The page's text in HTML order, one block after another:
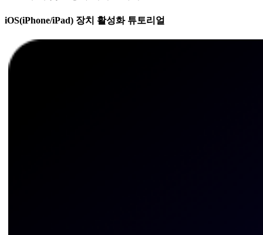
iOS(iPhone/iPad) 장치 활성화 튜토리얼